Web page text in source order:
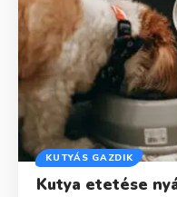
KUTYÁS GAZDIK
Kutya etetése